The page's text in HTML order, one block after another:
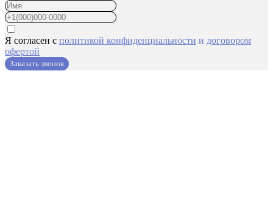
Я согласен с политикой конфиденциальности и договором
офертой
Заказать звонок